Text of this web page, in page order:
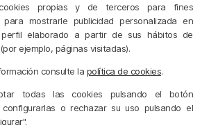
propias y de terceros para fines
mostrarle publicidad personalizada en
elaborado a partir de sus hábitos de
ejemplo, páginas visitadas).
consulte la política de cookies.
todas las cookies pulsando el botón
o rechazar su uso pulsando el